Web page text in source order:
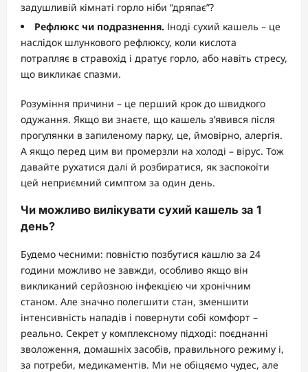
задушливій кімнаті горло ніби “дряпає”?
Рефлюкс чи подразнення. Іноді сухий кашель – це
наслідок шлункового рефлюксу, коли кислота
потрапляє в стравохід і дратує горло, або навіть стресу,
що викликає спазми.
Розуміння причини – це перший крок до швидкого
одужання. Якщо ви знаєте, що кашель з’явився після
прогулянки в запиленому парку, це, ймовірно, алергія.
А якщо перед цим ви промерзли на холоді – вірус. Тож
давайте рухатися далі й розбиратися, як заспокоїти
цей неприємний симптом за один день.
Чи можливо вилікувати сухий кашель за 1
день?
Будемо чесними: повністю позбутися кашлю за 24
години можливо не завжди, особливо якщо він
викликаний серйозною інфекцією чи хронічним
станом. Але значно полегшити стан, зменшити
інтенсивність нападів і повернути собі комфорт –
реально. Секрет у комплексному підході: поєднанні
зволоження, домашніх засобів, правильного режиму і,
за потреби, медикаментів. Ми не обіцяємо чудес, але